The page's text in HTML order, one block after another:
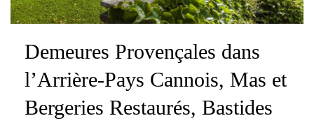
Demeures Provençales dans
l’Arrière-Pays Cannois, Mas et
Bergeries Restaurés, Bastides